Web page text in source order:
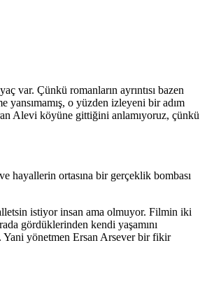
var. Çünkü romanların ayrıntısı bazen
yansımamış, o yüzden izleyeni bir adım
Alevi köyüne gittiğini anlamıyoruz, çünkü
hayallerin ortasına bir gerçeklik bombası
istiyor insan ama olmuyor. Filmin iki
gördüklerinden kendi yaşamını
Yani yönetmen Ersan Arsever bir fikir